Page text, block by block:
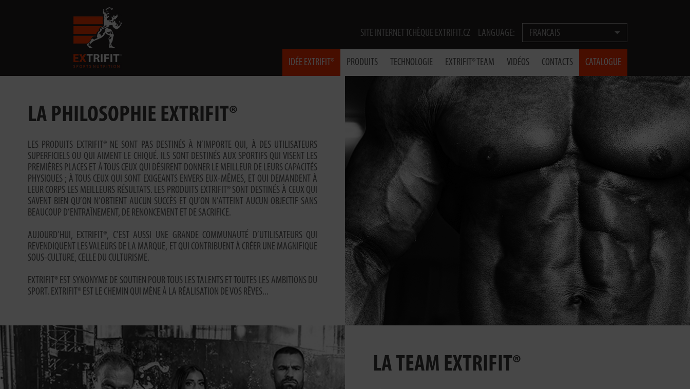
SITE INTERNET TCHÈQUE EXTRIFIT.CZ LANGUAGE: FRANCAIS
IDÉE EXTRIFIT® PRODUITS TECHNOLOGIE EXTRIFIT® TEAM VIDÉOS CONTACTS CATALOGUE
LA PHILOSOPHIE EXTRIFIT®
LES PRODUITS EXTRIFIT® NE SONT PAS DESTINÉS À N’IMPORTE QUI, À DES UTILISATEURS
SUPERFICIELS OU QUI AIMENT LE CHIQUÉ. ILS SONT DESTINÉS AUX SPORTIFS QUI VISENT LES
PREMIÈRES PLACES ET À TOUS CEUX QUI DÉSIRENT DONNER LE MEILLEUR DE LEURS CAPACITÉS
PHYSIQUES ; À TOUS CEUX QUI SONT EXIGEANTS ENVERS EUX-MÊMES, ET QUI DEMANDENT À
LEUR CORPS LES MEILLEURS RÉSULTATS. LES PRODUITS EXTRIFIT® SONT DESTINÉS À CEUX QUI
SAVENT BIEN QU’ON N’OBTIENT AUCUN SUCCÈS ET QU’ON N’ATTEINT AUCUN OBJECTIF SANS
BEAUCOUP D’ENTRAÎNEMENT, DE RENONCEMENT ET DE SACRIFICE.
AUJOURD’HUI, EXTRIFIT®, C’EST AUSSI UNE GRANDE COMMUNAUTÉ D’UTILISATEURS QUI
REVENDIQUENT LES VALEURS DE LA MARQUE, ET QUI CONTRIBUENT À CRÉER UNE MAGNIFIQUE
SOUS-CULTURE, CELLE DU CULTURISME.
EXTRIFIT® EST SYNONYME DE SOUTIEN POUR TOUS LES TALENTS ET TOUTES LES AMBITIONS DU
SPORT. EXTRIFIT® EST LE CHEMIN QUI MÈNE À LA RÉALISATION DE VOS RÊVES...
LA TEAM EXTRIFIT®